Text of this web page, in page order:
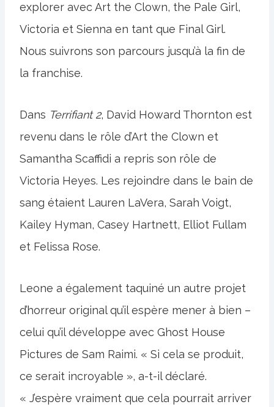
explorer avec Art the Clown, the Pale Girl,
Victoria et Sienna en tant que Final Girl.
Nous suivrons son parcours jusqu’à la fin de
la franchise.
Dans Terrifiant 2, David Howard Thornton est
revenu dans le rôle d’Art the Clown et
Samantha Scaffidi a repris son rôle de
Victoria Heyes. Les rejoindre dans le bain de
sang étaient Lauren LaVera, Sarah Voigt,
Kailey Hyman, Casey Hartnett, Elliot Fullam
et Felissa Rose.
Leone a également taquiné un autre projet
d’horreur original qu’il espère mener à bien –
celui qu’il développe avec Ghost House
Pictures de Sam Raimi. « Si cela se produit,
ce serait incroyable », a-t-il déclaré.
« J’espère vraiment que cela pourrait arriver